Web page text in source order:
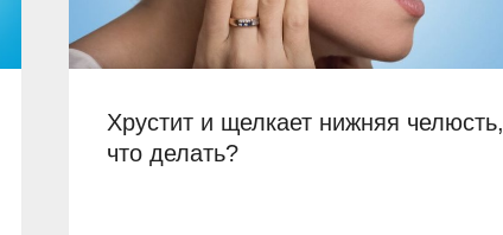
Хрустит и щелкает нижняя челюсть,
что делать?